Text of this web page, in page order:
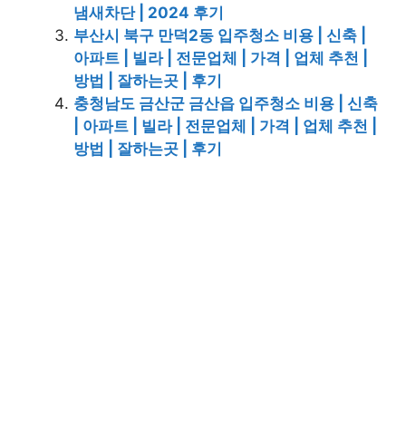
냄새차단 | 2024 후기
부산시 북구 만덕2동 입주청소 비용 | 신축 |
아파트 | 빌라 | 전문업체 | 가격 | 업체 추천 |
방법 | 잘하는곳 | 후기
충청남도 금산군 금산읍 입주청소 비용 | 신축
| 아파트 | 빌라 | 전문업체 | 가격 | 업체 추천 |
방법 | 잘하는곳 | 후기